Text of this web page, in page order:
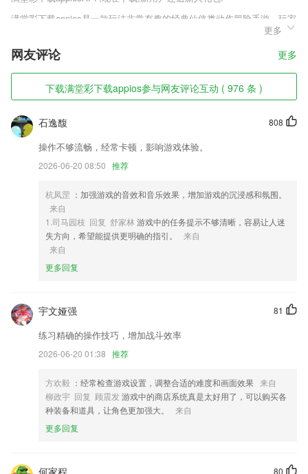
满堂彩下载appios是一款玩法非常有趣的经典仙侠类动作冒险手游，玩家
在这款游戏中是可以体验各种各样的玩法，玩家通过这些玩法是可以获取
资源的，当然玩家通过这些玩法也是可以获取一定的乐趣，玩家可以利用
资源进行提升实力。
满堂彩下载appios软件特色
1,可以满足不同用户的剪发需求，可以在线找到适合自己的发型。
2,收派员照片主动推送：寄件收件更安心。
3,海亮报道，精准解读
4,一周七天、一天24小时
6,方便的图书检索和下载。全网小说，任君搜索，一键收藏和下载想要的
图书，全部免费，全部免费；
满堂彩下载appios软件优势
1.可以解决大家家庭烦恼等方面的问题,让家教变得更加的简单而便捷
2.海量儿歌故事动画，亲子游戏早教启蒙大全，早教育儿必备，聪明宝宝
都爱看，好听好看又好玩！
3.·学习模式更科学：
4.常用英语单词学习，除了掌握英语单词的中文意义之外还有详细的用法
5.艾宾浩斯记忆曲线能帮您更加高效的记忆单词
6.辅导老师全程跟进你的学习,关心你的每一个进步
满堂彩下载appios更新了什么?
更多
网友评论 更多
下载满堂彩下载appios参与网友评论互动 ( 976 条 )
808
石逸馥
操作不够流畅，经常卡顿，影响游戏体验。
2026-06-20 08:50 推荐
杭凤罡 ：加强游戏的音效和音乐效果，增加游戏的沉浸感和氛围。
来自
1.司马园枝 回复 舒家林游戏中的任务提示不够清晰，容易让人迷
失方向，希望能提供更明确的指引。
来自
来自
更多回复
81
宇文娅强
练习精确的操作技巧，增加战斗效率
2026-06-20 01:38 推荐
方欢毅 ：经常检查游戏设置，调整合适的难度和画面效果 来自
柳政宇 回复 顾震发 游戏中的商店系统真是太好用了，可以购买各
种装备和道具，让角色更加强大。
来自
更多回复
80
何家程